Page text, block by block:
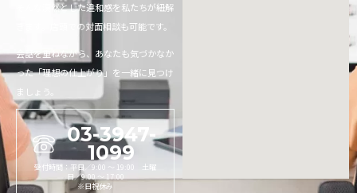
そんな漠然とした違和感を私たちが紐解
きます。店頭での対面相談も可能です。
会話を重ねながら、あなたも気づかなか
った「理想の仕上がり」を一緒に見つけ
ましょう。
03-3947-
1099
受付時間：平日／9:00 〜 19:00 土曜
日／9:00 〜 17:00
※日祝休み